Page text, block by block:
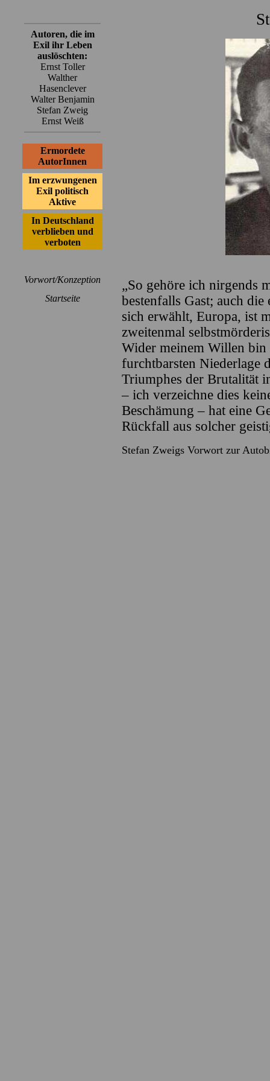
Autoren, die im
Exil ihr Leben
auslöschten:
Ernst Toller
Walther
Hasenclever
Walter Benjamin
Stefan Zweig
Ernst Weiß
Ermordete
AutorInnen
Im erzwungenen
Exil politisch
Aktive
In Deutschland
verblieben und
verboten
Vorwort/Konzeption
Startseite
„So gehöre ich nirgends
bestenfalls Gast; auch
sich erwählt, Europa, ist
zweitenmal
Wider meinem Willen
furchtbarsten Niederlage
Triumphes der Brutalität
– ich verzeichne dies
Beschämung – hat eine
Rückfall aus solcher
Stefan Zweigs Vorwort zur